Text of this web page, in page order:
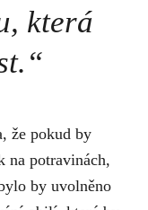
která
že pokud by
na potravinách,
by uvolněno